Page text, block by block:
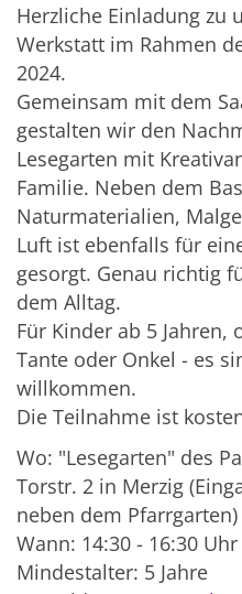
Herzliche Einladung zu
Werkstatt im Rahmen
2024.
Gemeinsam mit dem
gestalten wir den
Lesegarten mit
Familie. Neben dem
Naturmaterialien,
Luft ist ebenfalls für
gesorgt. Genau richtig
dem Alltag.
Für Kinder ab 5
Tante oder Onkel - es
willkommen.
Die Teilnahme ist
Wo: "Lesegarten" des
Torstr. 2 in Merzig
neben dem Pfarrgarten)
Wann: 14:30 - 16:30 Uhr
Mindestalter: 5 Jahre